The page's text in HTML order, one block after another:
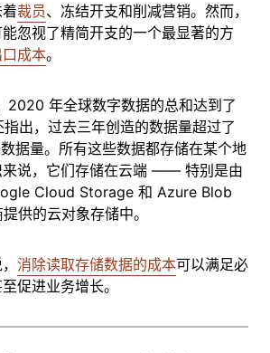
裁员、冻结开支和削减营销。然而，
忽视了精简开支的一个最显著的方
成本。
2020 年全球数字数据的总和达到了
出，过去三年创造的数据量超过了
据量。所有这些数据都存储在某个地
来说，它们存储在云端 —— 特别是由
Cloud Storage 和 Azure Blob
供的云对象存储中。
消除读取存储数据的成本可以满足必
促进业务增长。